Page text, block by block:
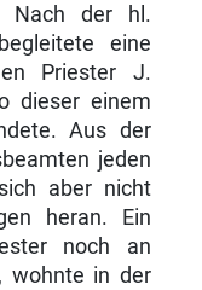
Nach der hl.
eine
Priester J.
dieser einem
Aus der
jeden
aber nicht
heran. Ein
noch an
wohnte in der